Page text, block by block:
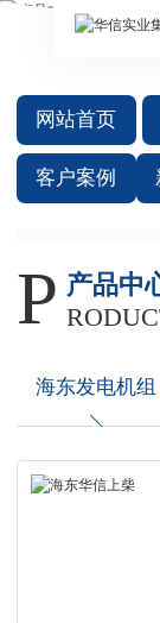
网站首页
客户案例
P 产品中
海东发电机组